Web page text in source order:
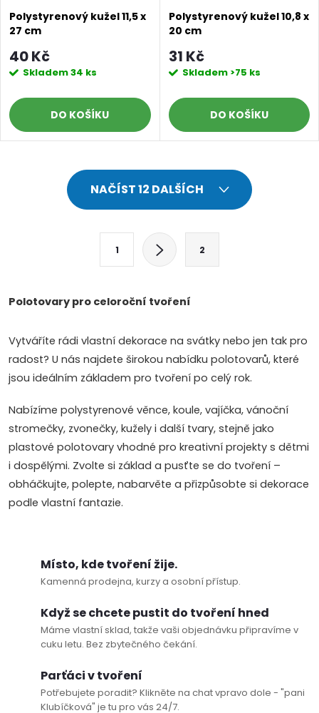
Polystyrenový kužel 11,5 x
27 cm
40 Kč
Skladem34 ks
DO KOŠÍKU
Polystyrenový kužel 10,8 x
20 cm
31 Kč
Skladem >75 ks
DO KOŠÍKU
d
c
í
p
r
v
k
NAČÍST 12 DALŠÍCH
á
k
o
v
á
n
í
1 2
Polotovary pro celoroční tvoření
Vytváříte rádi vlastní dekorace na svátky nebo jen tak pro
radost? U nás najdete širokou nabídku polotovarů, které
jsou ideálním základem pro tvoření po celý rok.
Nabízíme polystyrenové věnce, koule, vajíčka, vánoční
stromečky, zvonečky, kužely i další tvary, stejně jako
plastové polotovary vhodné pro kreativní projekty s dětmi
i dospělými. Zvolte si základ a pusťte se do tvoření –
obháčkujte, polepte, nabarvěte a přizpůsobte si dekorace
podle vlastní fantazie.
Místo, kde tvoření žije.
Kamenná prodejna, kurzy a osobní přístup.
Když se chcete pustit do tvoření hned
Máme vlastní sklad, takže vaši objednávku připravíme v
cuku letu. Bez zbytečného čekání.
Parťáci v tvoření
Potřebujete poradit? Klikněte na chat vpravo dole - "pani
Klubíčková" je tu pro vás 24/7.